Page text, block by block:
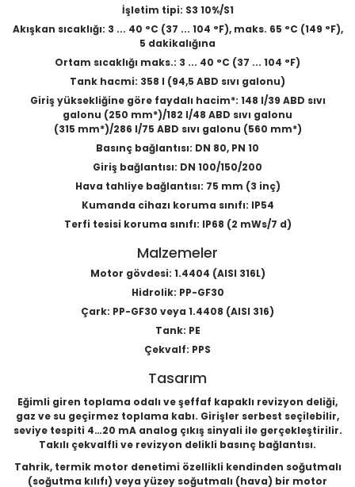
İşletim tipi: S3 10%/S1
Akışkan sıcaklığı: 3 ... 40 °C (37 ... 104 °F), maks. 65 °C (149 °F),
5 dakikalığına
Ortam sıcaklığı maks.: 3 ... 40 °C (37 ... 104 °F)
Tank hacmi: 358 l (94,5 ABD sıvı galonu)
Giriş yüksekliğine göre faydalı hacim*: 148 l/39 ABD sıvı
galonu (250 mm*)/182 l/48 ABD sıvı galonu
(315 mm*)/286 l/75 ABD sıvı galonu (560 mm*)
Basınç bağlantısı: DN 80, PN 10
Giriş bağlantısı: DN 100/150/200
Hava tahliye bağlantısı: 75 mm (3 inç)
Kumanda cihazı koruma sınıfı: IP54
Terfi tesisi koruma sınıfı: IP68 (2 mWs/7 d)
Malzemeler
Motor gövdesi: 1.4404 (AISI 316L)
Hidrolik: PP-GF30
Çark: PP-GF30 veya 1.4408 (AISI 316)
Tank: PE
Çekvalf: PPS
Tasarım
Eğimli giren toplama odalı ve şeffaf kapaklı revizyon deliği,
gaz ve su geçirmez toplama kabı. Girişler serbest seçilebilir,
seviye tespiti 4…20 mA analog çıkış sinyali ile gerçekleştirilir.
Takılı çekvalfli ve revizyon delikli basınç bağlantısı.
Tahrik, termik motor denetimi özellikli kendinden soğutmalı
(soğutma kılıfı) veya yüzey soğutmalı (hava) bir motor